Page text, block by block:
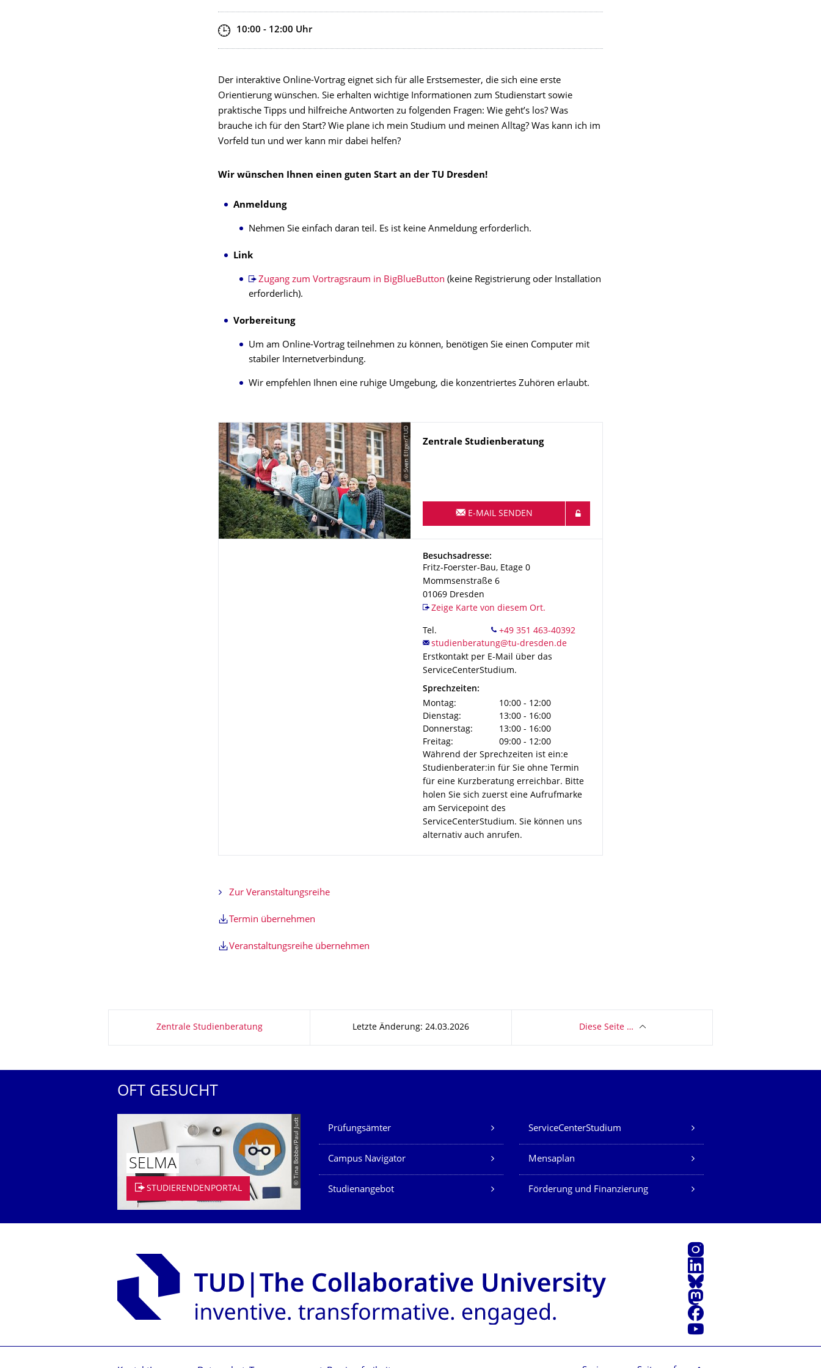
Zeit
10:00 - 12:00 Uhr
Der interaktive Online-Vortrag eignet sich für alle Erstsemester, die sich eine erste
Orientierung wünschen. Sie erhalten wichtige Informationen zum Studienstart sowie
praktische Tipps und hilfreiche Antworten zu folgenden Fragen: Wie geht’s los? Was
brauche ich für den Start? Wie plane ich mein Studium und meinen Alltag? Was kann ich im
Vorfeld tun und wer kann mir dabei helfen?
Wir wünschen Ihnen einen guten Start an der TU Dresden!
Anmeldung
Nehmen Sie einfach daran teil. Es ist keine Anmeldung erforderlich.
Link
Zugang zum Vortragsraum in BigBlueButton (keine Registrierung oder Installation
erforderlich).
Vorbereitung
Um am Online-Vortrag teilnehmen zu können, benötigen Sie einen Computer mit
stabiler Internetverbindung.
Wir empfehlen Ihnen eine ruhige Umgebung, die konzentriertes Zuhören erlaubt.
© Sven Ellger/TUD Name
Zentrale Studienberatung
E-MAIL SENDEN
Adresse
Besuchsadresse:
Fritz-Foerster-Bau, Etage 0
Mommsenstraße 6
01069 Dresden
Zeige Karte von diesem Ort.
Tel.
Erstkontakt per E-Mail über das
ServiceCenterStudium.
Sprechzeiten:
Montag:
10:00 - 12:00
Dienstag:
13:00 - 16:00
Donnerstag:
13:00 - 16:00
Freitag:
09:00 - 12:00
Während der Sprechzeiten ist ein:e
Studienberater:in für Sie ohne Termin
für eine Kurzberatung erreichbar. Bitte
holen Sie sich zuerst eine Aufrufmarke
am Servicepoint des
ServiceCenterStudium. Sie können uns
alternativ auch anrufen.
Zur Veranstaltungsreihe
Termin übernehmen
Veranstaltungsreihe übernehmen
Zentrale Studienberatung Letzte Änderung: 24.03.2026 Diese Seite …
OFT GESUCHT
© Tina Bobbe/Paul Judt
SELMA
STUDIERENDENPORTAL
Unsere Dienste
Prüfungsämter ServiceCenterStudium
Campus Navigator Mensaplan
Studienangebot Förderung und Finanzierung
Instagram
LinkedIn
Bluesky
Mastodon
Facebook
Youtube